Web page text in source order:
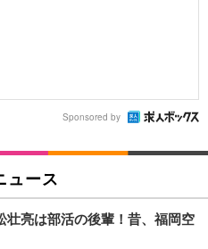
Sponsored by
ュース
壮亮は部活の後輩！昔、福岡空